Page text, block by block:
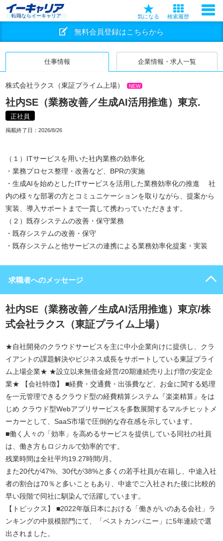
転職ならイーキャリア 気になる 検索履歴
無料会員登録はこちらから
仕事情報 企業情報・求人一覧
株式会社ラクス（東証プライム上場） NEW
社内SE（業務改善／生成AI活用推進）東京.
正社員
掲載終了日： 2026/8/26
（１）ITサービスを用いた社内業務の効率化
・業務プロセス整理・改善など、BPRの実施
・生成AIを始めとしたITサービスを活用した業務効率化の推進 社
内の様々な部署の方とコミュニケーションを取りながら、提案から
実装、導入サポートまで一貫して携わっていただきます。
（２）既存システムの改善・保守業務
・既存システムの改善・保守
・既存システムと他サービスの連携による業務効率化提案・実装
求職者へのメッセージ
社内SE（業務改善／生成AI活用推進）東京/株
式会社ラクス（東証プライム上場）
★自社開発のクラウドサービスを主に中小企業向けに提供し、クラ
イアントの課題解決やビジネス成長をサポートしている東証プライ
ム上場企業★ ★設立以来無借金経営/20期連続売り上げ増の安定企
業★ 【会社特徴】 ■経費・交通費・出張費など、お金に関する処理
を一元管理できるクラウド型の経費精算システム『楽楽精算』をは
じめ クラウド型Webアプリサービスを多数展開するマルチヒットメ
ーカーとして、SaaS市場で圧倒的な存在感を示しています。
■働く人々の「効率」を高めるサービスを提供している同社の社員
は、働き方もロジカルで効率的です。
残業時間は全社平均19.27時間/月。
また20代が47%、30代が38%と多くの若手社員が在籍し、中途入社
者の割合は70％と多いこともあり、中途でご入社された後に比較的
早い段階で同社に馴染んで活躍しています。
【トピックス】 ■2022年版日本における「働きがいのある会社」ラ
ンキングの中規模部門にて、「ベストカンパニー」に5年連続で選
出されました。